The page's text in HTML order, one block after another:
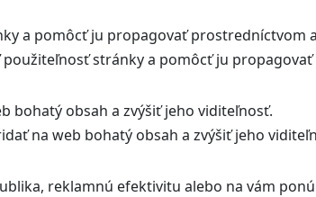
a pomôcť ju propagovať prostredníctvom
použiteľnosť stránky a pomôcť ju
bohatý obsah a zvýšiť jeho viditeľnosť.
na web bohatý obsah a zvýšiť jeho
reklamnú efektivitu alebo na vám